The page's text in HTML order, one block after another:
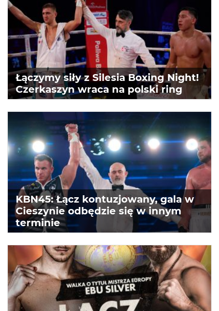
Łączymy siły z Silesia Boxing Night!
Czerkaszyn wraca na polski ring
KBN45: Łącz kontuzjowany, gala w
Cieszynie odbędzie się w innym
terminie